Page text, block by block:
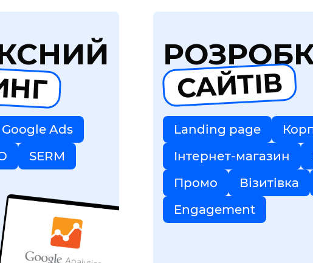
Google Ads
SERM
САЙТІВ
Landing page
Інтернет-магазин
Промо
Візитівка
Engagement